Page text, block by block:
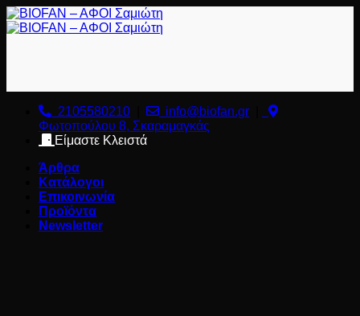
Μετάβαση
στο
2105580210 info@biofan.gr
Φωτοπούλου 8, Σκαραμαγκάς
Είμαστε Κλειστά
Άρθρα
Κατάλογοι
Επικοινωνία
Προϊόντα
Newsletter